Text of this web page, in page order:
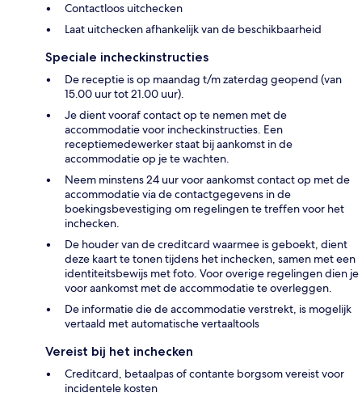
Contactloos uitchecken
Laat uitchecken afhankelijk van de beschikbaarheid
Speciale incheckinstructies
De receptie is op maandag t/m zaterdag geopend (van
15.00 uur tot 21.00 uur).
Je dient vooraf contact op te nemen met de
accommodatie voor incheckinstructies. Een
receptiemedewerker staat bij aankomst in de
accommodatie op je te wachten.
Neem minstens 24 uur voor aankomst contact op met de
accommodatie via de contactgegevens in de
boekingsbevestiging om regelingen te treffen voor het
inchecken.
De houder van de creditcard waarmee is geboekt, dient
deze kaart te tonen tijdens het inchecken, samen met een
identiteitsbewijs met foto. Voor overige regelingen dien je
voor aankomst met de accommodatie te overleggen.
De informatie die de accommodatie verstrekt, is mogelijk
vertaald met automatische vertaaltools
Vereist bij het inchecken
Creditcard, betaalpas of contante borgsom vereist voor
incidentele kosten